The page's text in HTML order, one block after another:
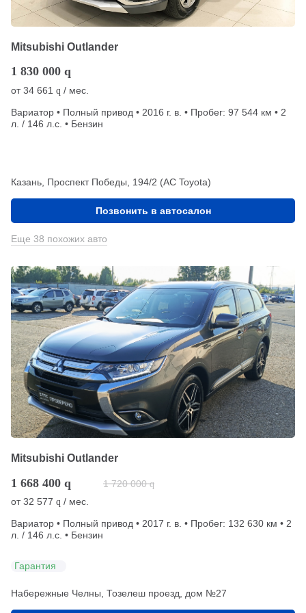
Mitsubishi Outlander
1 830 000 q
от34 661 q / мес.
Вариатор • Полный привод • 2016 г. в. • Пробег: 97 544 км • 2
л. / 146 л.с. • Бензин
Казань, Проспект Победы, 194/2 (АС Toyota)
Позвонить в автосалон
Еще 38 похожих авто
Mitsubishi Outlander
1 668 400 q 1 720 000 q
от32 577 q / мес.
Вариатор • Полный привод • 2017 г. в. • Пробег: 132 630 км • 2
л. / 146 л.с. • Бензин
Гарантия
Набережные Челны, Тозелеш проезд, дом №27